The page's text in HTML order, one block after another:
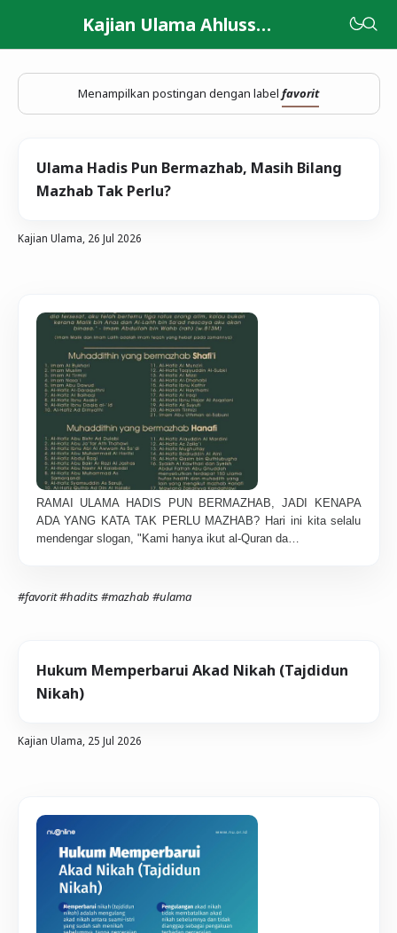
Kajian Ulama Ahlussunnah
Menampilkan postingan dengan label favorit
Ulama Hadis Pun Bermazhab, Masih Bilang
Mazhab Tak Perlu?
Kajian Ulama, 26 Jul 2026
RAMAI ULAMA HADIS PUN BERMAZHAB, JADI KENAPA
ADA YANG KATA TAK PERLU MAZHAB? Hari ini kita selalu
mendengar slogan, "Kami hanya ikut al-Quran da…
#favorit#hadits#mazhab #ulama
Hukum Memperbarui Akad Nikah (Tajdidun
Nikah)
Kajian Ulama, 25 Jul 2026